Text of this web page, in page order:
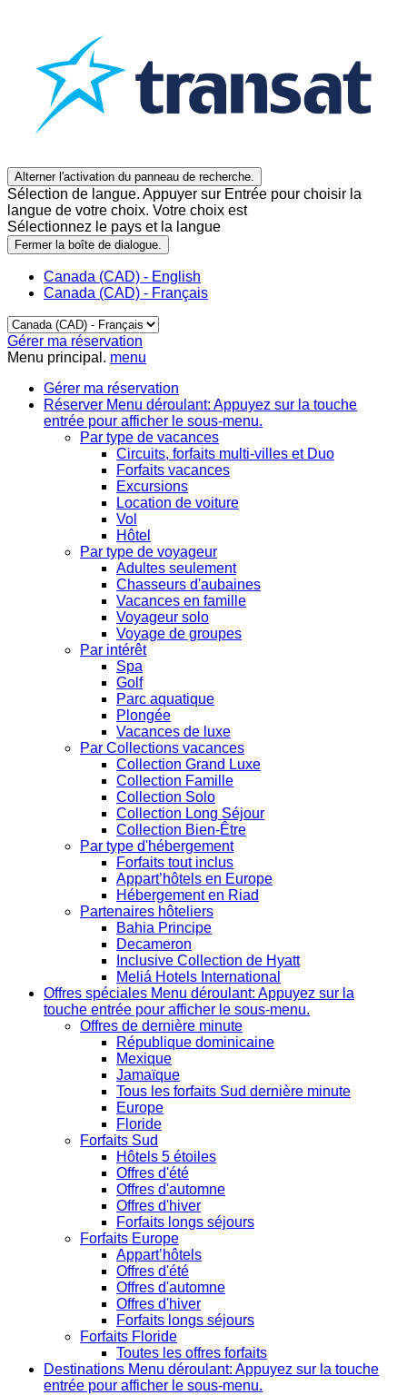
Alterner l'activation du panneau de recherche.
Sélection de langue. Appuyer sur Entrée pour choisir la
langue de votre choix. Votre choix est
Sélectionnez le pays et la langue
Fermer la boîte de dialogue.
Canada (CAD) - English
Canada (CAD) - Français
Gérer ma réservation
Menu principal. menu
Gérer ma réservation
Réserver Menu déroulant: Appuyez sur la touche
entrée pour afficher le sous-menu.
Par type de vacances
Circuits, forfaits multi-villes et Duo
Forfaits vacances
Excursions
Location de voiture
Vol
Hôtel
Par type de voyageur
Adultes seulement
Chasseurs d'aubaines
Vacances en famille
Voyageur solo
Voyage de groupes
Par intérêt
Spa
Golf
Parc aquatique
Plongée
Vacances de luxe
Par Collections vacances
Collection Grand Luxe
Collection Famille
Collection Solo
Collection Long Séjour
Collection Bien-Être
Par type d'hébergement
Forfaits tout inclus
Appart’hôtels en Europe
Hébergement en Riad
Partenaires hôteliers
Bahia Principe
Decameron
Inclusive Collection de Hyatt
Meliá Hotels International
Offres spéciales Menu déroulant: Appuyez sur la
touche entrée pour afficher le sous-menu.
Offres de dernière minute
République dominicaine
Mexique
Jamaïque
Tous les forfaits Sud dernière minute
Europe
Floride
Forfaits Sud
Hôtels 5 étoiles
Offres d'été
Offres d'automne
Offres d'hiver
Forfaits longs séjours
Forfaits Europe
Appart’hôtels
Offres d'été
Offres d'automne
Offres d'hiver
Forfaits longs séjours
Forfaits Floride
Toutes les offres forfaits
Destinations Menu déroulant: Appuyez sur la touche
entrée pour afficher le sous-menu.